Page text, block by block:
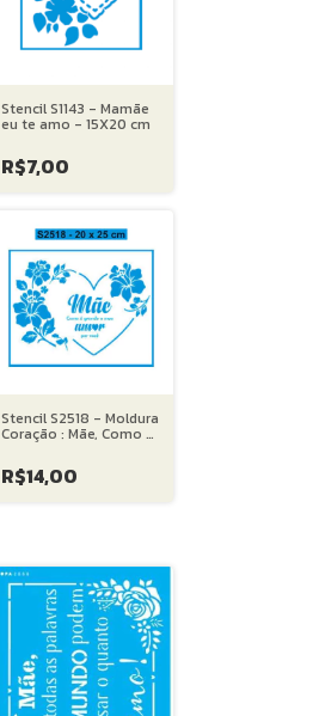
Stencil S1143 - Mamãe
eu te amo - 15X20 cm
R$7,00
Stencil S2518 - Moldura
Coração : Mãe, Como é
Grande Meu Por Você -
20X25 cm
R$14,00